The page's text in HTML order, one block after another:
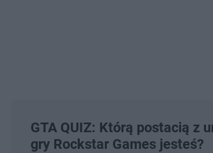
GTA QUIZ: Którą postacią z
gry Rockstar Games jesteś?